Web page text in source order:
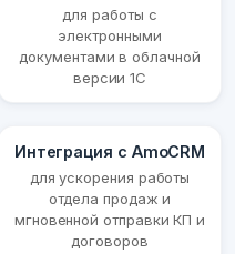
для работы с
электронными
документами в облачной
версии 1С
Интеграция с AmoCRM
для ускорения работы
отдела продаж и
мгновенной отправки КП и
договоров